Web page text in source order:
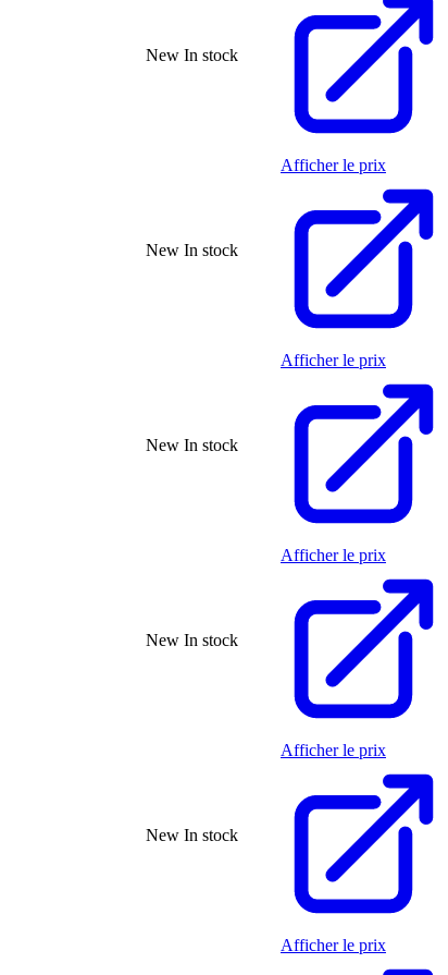
New In stock
New In stock
Afficher le prix
New In stock
Afficher le prix
New In stock
Afficher le prix
New In stock
Afficher le prix
Afficher le prix